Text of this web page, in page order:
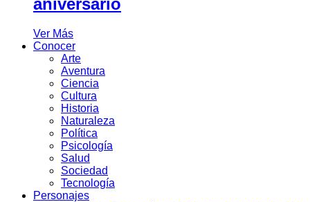
Ver Más
Conocer
Arte
Aventura
Ciencia
Cultura
Historia
Naturaleza
Política
Psicología
Salud
Sociedad
Tecnología
Personajes